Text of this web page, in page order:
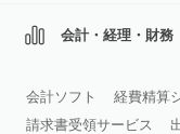
会計・経理・財務
会計ソフト 経費精算
請求書受領サービス